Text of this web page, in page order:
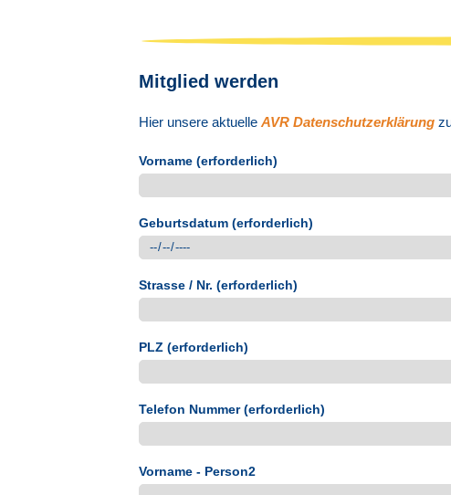
Mitglied werden
Hier unsere aktuelle AVR Datenschutzerklärung
Vorname (erforderlich)
Geburtsdatum (erforderlich)
Strasse / Nr. (erforderlich)
PLZ (erforderlich)
Telefon Nummer (erforderlich)
Vorname - Person2